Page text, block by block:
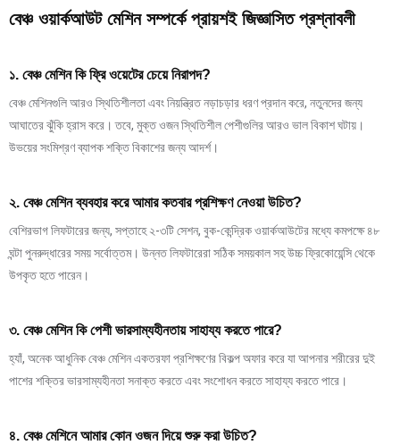
বেঞ্চ ওয়ার্কআউট মেশিন সম্পর্কে প্রায়শই জিজ্ঞাসিত প্রশ্নাবলী
১. বেঞ্চ মেশিন কি ফ্রি ওয়েটের চেয়ে নিরাপদ?
বেঞ্চ মেশিনগুলি আরও স্থিতিশীলতা এবং নিয়ন্ত্রিত নড়াচড়ার ধরণ প্রদান করে, নতুনদের জন্য
আঘাতের ঝুঁকি হ্রাস করে। তবে, মুক্ত ওজন স্থিতিশীল পেশীগুলির আরও ভাল বিকাশ ঘটায়।
উভয়ের সংমিশ্রণ ব্যাপক শক্তি বিকাশের জন্য আদর্শ।
২. বেঞ্চ মেশিন ব্যবহার করে আমার কতবার প্রশিক্ষণ নেওয়া উচিত?
বেশিরভাগ লিফটারের জন্য, সপ্তাহে ২-৩টি সেশন, বুক-কেন্দ্রিক ওয়ার্কআউটের মধ্যে কমপক্ষে ৪৮
ঘন্টা পুনরুদ্ধারের সময় সর্বোত্তম। উন্নত লিফটারেরা সঠিক সময়কাল সহ উচ্চ ফ্রিকোয়েন্সি থেকে
উপকৃত হতে পারেন।
৩. বেঞ্চ মেশিন কি পেশী ভারসাম্যহীনতায় সাহায্য করতে পারে?
হ্যাঁ, অনেক আধুনিক বেঞ্চ মেশিন একতরফা প্রশিক্ষণের বিকল্প অফার করে যা আপনার শরীরের দুই
পাশের শক্তির ভারসাম্যহীনতা সনাক্ত করতে এবং সংশোধন করতে সাহায্য করতে পারে।
৪. বেঞ্চ মেশিনে আমার কোন ওজন দিয়ে শুরু করা উচিত?